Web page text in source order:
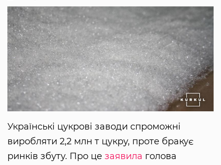
Українські цукрові заводи спроможні
виробляти 2,2 млн т цукру, проте бракує
ринків збуту. Про це заявила голова